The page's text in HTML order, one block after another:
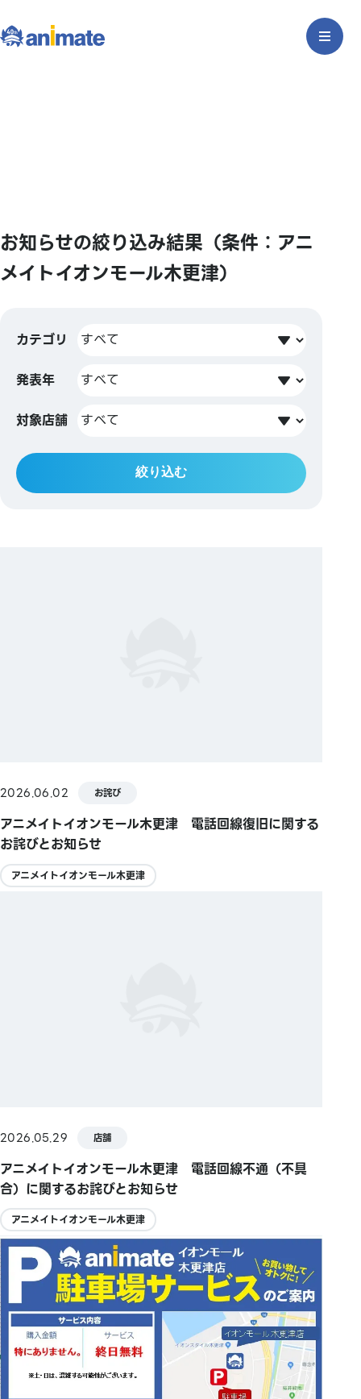
お知らせの絞り込み結果（条件：アニ
メイトイオンモール木更津）
カテゴリ
発表年
対象店舗
絞り込む
2026.06.02 お詫び
アニメイトイオンモール木更津 電話回線復旧に関する
お詫びとお知らせ
アニメイトイオンモール木更津
2026.05.29 店舗
アニメイトイオンモール木更津 電話回線不通（不具
合）に関するお詫びとお知らせ
アニメイトイオンモール木更津